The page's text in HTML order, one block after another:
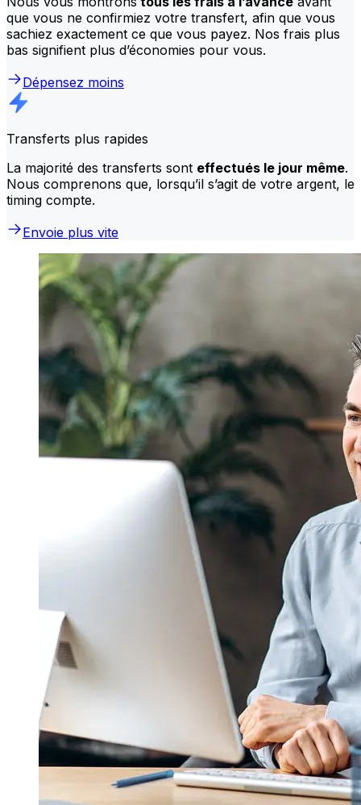
que vous ne confirmiez votre transfert, afin que vous
sachiez exactement ce que vous payez. Nos frais plus
bas signifient plus d’économies pour vous.
Dépensez moins
Transferts plus rapides
La majorité des transferts sont effectués le jour même.
Nous comprenons que, lorsqu’il s’agit de votre argent, le
timing compte.
Envoie plus vite